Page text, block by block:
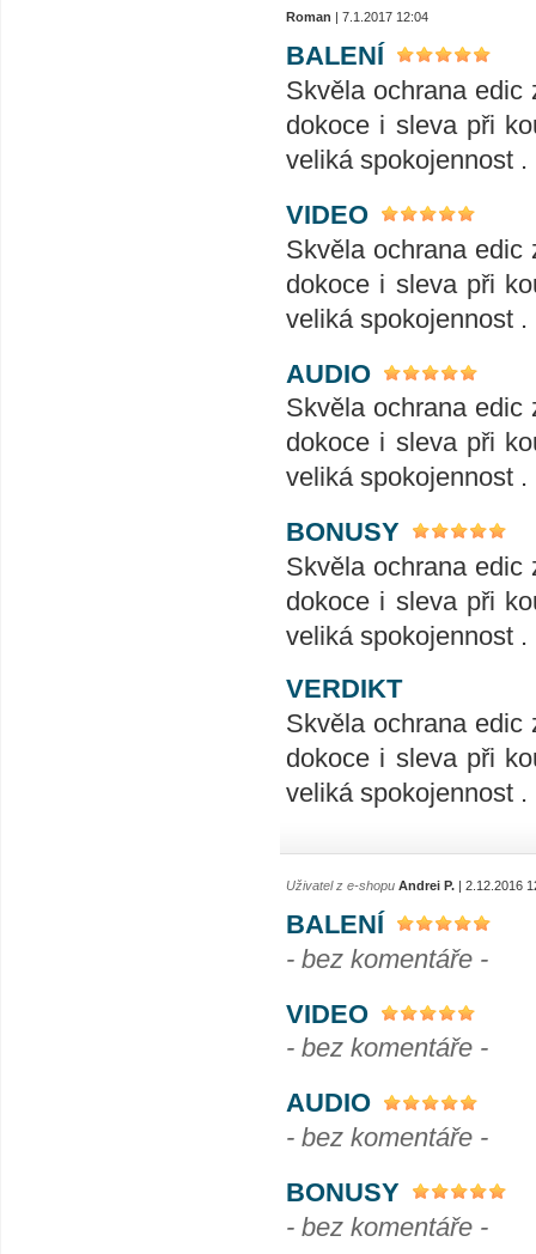
Roman | 7.1.2017 12:04
BALENÍ
Skvěla ochrana edic
dokoce i sleva při
veliká spokojennost .
VIDEO
Skvěla ochrana edic
dokoce i sleva při
veliká spokojennost .
AUDIO
Skvěla ochrana edic
dokoce i sleva při
veliká spokojennost .
BONUSY
Skvěla ochrana edic
dokoce i sleva při
veliká spokojennost .
VERDIKT
Skvěla ochrana edic
dokoce i sleva při
veliká spokojennost .
Uživatel z e-shopu Andrei P. | 2.12.2016
BALENÍ
- bez komentáře -
VIDEO
- bez komentáře -
AUDIO
- bez komentáře -
BONUSY
- bez komentáře -